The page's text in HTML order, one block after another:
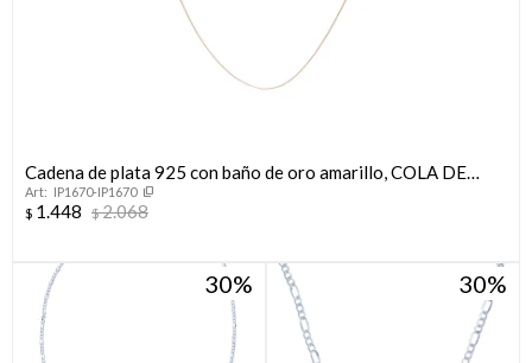
Cadena de plata 925 con baño de oro amarillo, COLA DE
RATON.IP1670-IP1670
$ 1.448 $2.068
30 30